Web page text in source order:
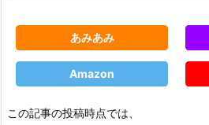
あみあみ
Amazon
この記事の投稿時点では、